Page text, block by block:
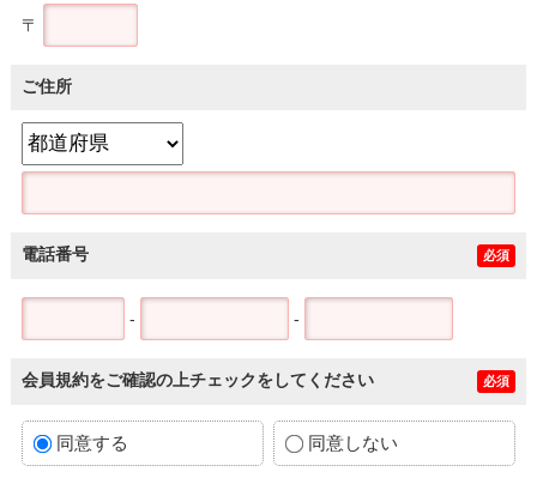
〒
ご住所
電話番号 必須
- -
会員規約をご確認の上チェックをしてください 必須
同意する 同意しない